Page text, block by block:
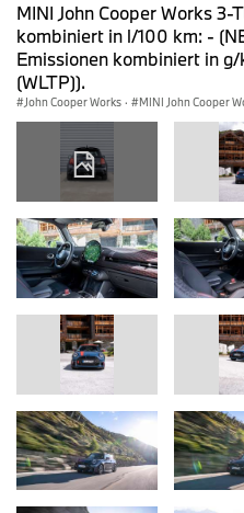
MINI John Cooper Works
kombiniert in l/100 km: -
Emissionen kombiniert in g/
(WLTP)).
John Cooper Works · MINI John Cooper